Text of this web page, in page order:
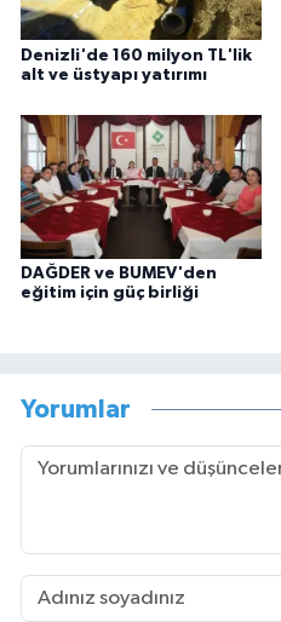
Denizli'de 160 milyon TL'lik
alt ve üstyapı yatırımı
DAĞDER ve BUMEV'den
eğitim için güç birliği
Yorumlar